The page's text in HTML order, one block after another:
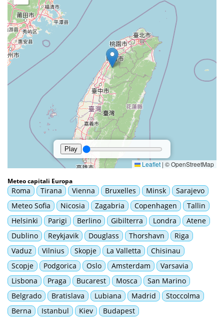
Meteo capitali Europa
Roma Tirana Vienna Bruxelles Minsk
Sarajevo
Meteo Sofia
Nicosia Zagabria Copenhagen
Tallin
Helsinki
Parigi Berlino Gibilterra Londra
Atene
Dublino
Reykjavik Douglass Thorshavn
Riga
Vaduz
Vilnius Skopje La Valletta
Chisinau
Scopje
Podgorica Oslo Amsterdam
Varsavia
Lisbona
Praga Bucarest Mosca
San Marino
Belgrado
Bratislava Lubiana Madrid
Stoccolma
Berna
Istanbul Kiev Budapest